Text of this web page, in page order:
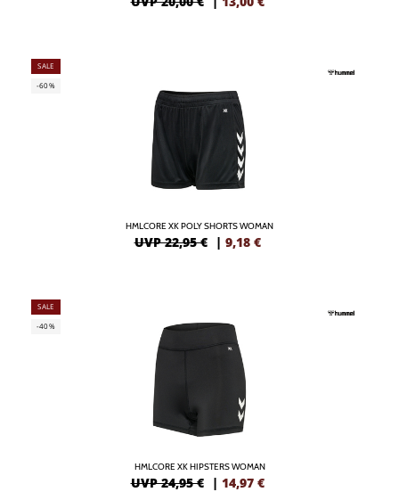
SALE
-60%
HMLCORE XK POLY SHORTS WOMAN
UVP 22,95 € | 9,18 €
SALE
-40%
HMLCORE XK HIPSTERS WOMAN
UVP 24,95 € | 14,97 €